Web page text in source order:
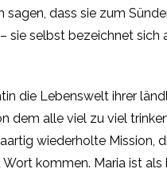
dass sie zum
sie selbst bezeichnet
die Lebenswelt ihrer
dem alle viel zu viel
wiederholte Mission,
kommen. Maria ist